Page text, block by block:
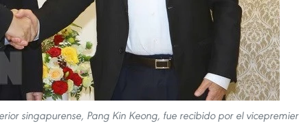
singapurense, Pang Kin Keong, fue recibido por el vicepremier